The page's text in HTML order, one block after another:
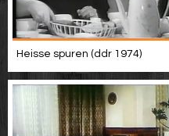
Heisse spuren (ddr 1974)